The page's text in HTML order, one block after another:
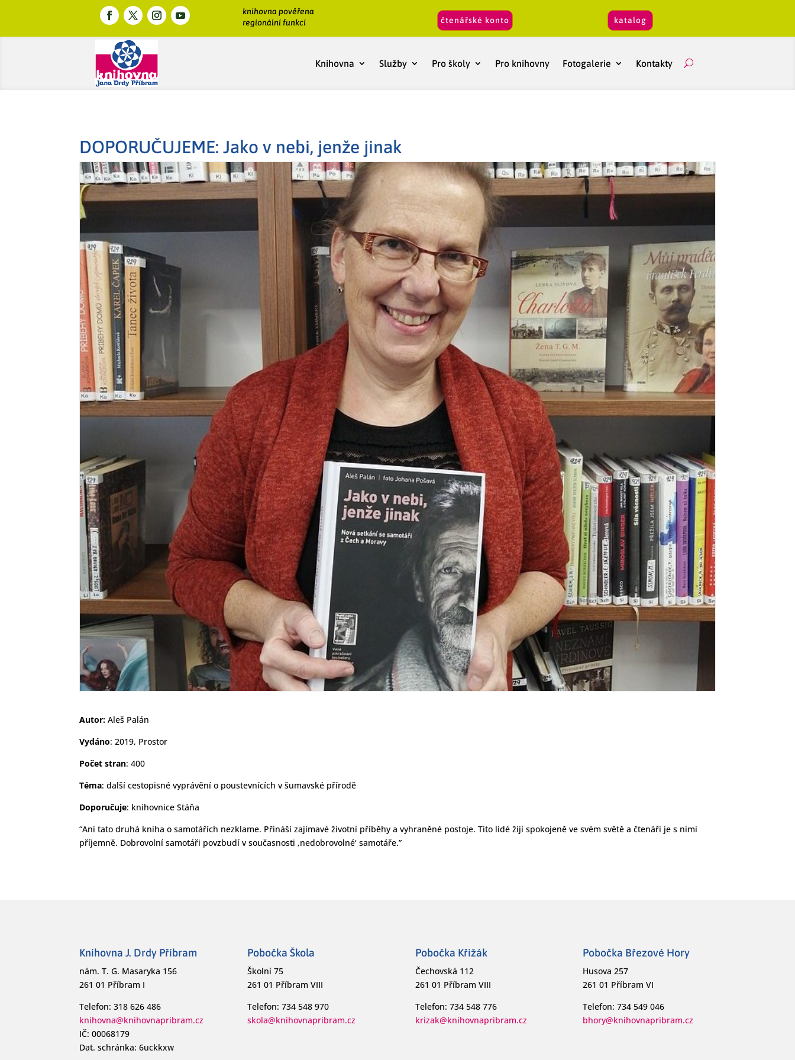
knihovna pověřena
regionální funkcí
čtenářské konto katalog
Knihovna Služby Pro školy Pro knihovny Fotogalerie Kontakty
DOPORUČUJEME: Jako v nebi, jenže jinak
Autor: Aleš Palán
Vydáno: 2019, Prostor
Počet stran: 400
Téma: další cestopisné vyprávění o poustevnících v šumavské přírodě
Doporučuje: knihovnice Stáňa
“Ani tato druhá kniha o samotářích nezklame. Přináší zajímavé životní příběhy a vyhraněné postoje. Tito lidé žijí spokojeně ve svém světě a čtenáři je s nimi
příjemně. Dobrovolní samotáři povzbudí v současnosti ‚nedobrovolné‘ samotáře.”
Knihovna J. Drdy Příbram
nám. T. G. Masaryka 156
261 01 Příbram I
Telefon: 318 626 486
knihovna@knihovnapribram.cz
IČ: 00068179
Dat. schránka: 6uckkxw
Pobočka Škola
Školní 75
261 01 Příbram VIII
Telefon: 734 548 970
skola@knihovnapribram.cz
Pobočka Křižák
Čechovská 112
261 01 Příbram VIII
Telefon: 734 548 776
krizak@knihovnapribram.cz
Pobočka Březové Hory
Husova 257
261 01 Příbram VI
Telefon: 734 549 046
bhory@knihovnapribram.cz